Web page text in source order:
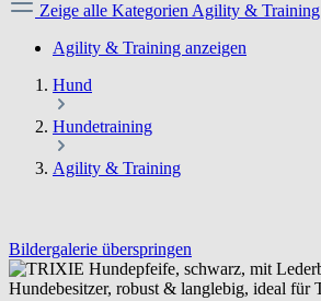
Zeige alle Kategorien Agility & Training
Agility & Training anzeigen
Hund
Hundetraining
Agility & Training
Bildergalerie überspringen